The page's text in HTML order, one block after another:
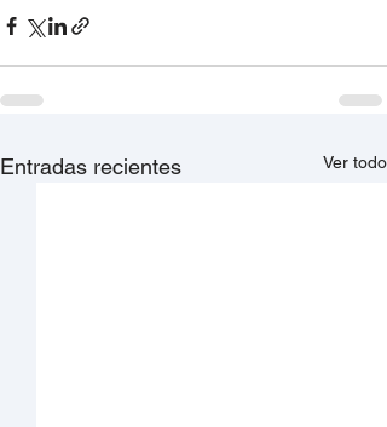
Entradas recientes Ver todo